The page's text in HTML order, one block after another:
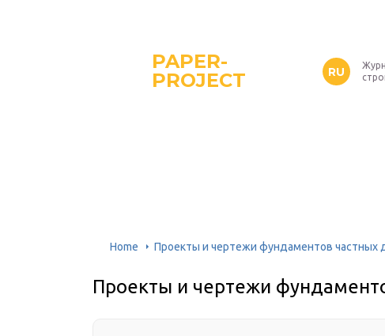
PAPER-
PROJECT
RU
Home Проекты и чертежи фундаментов частных
Проекты и чертежи